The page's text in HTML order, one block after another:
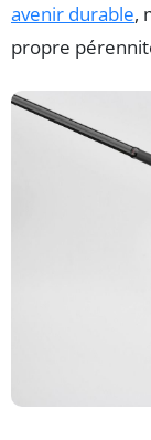
avenir durable,
propre